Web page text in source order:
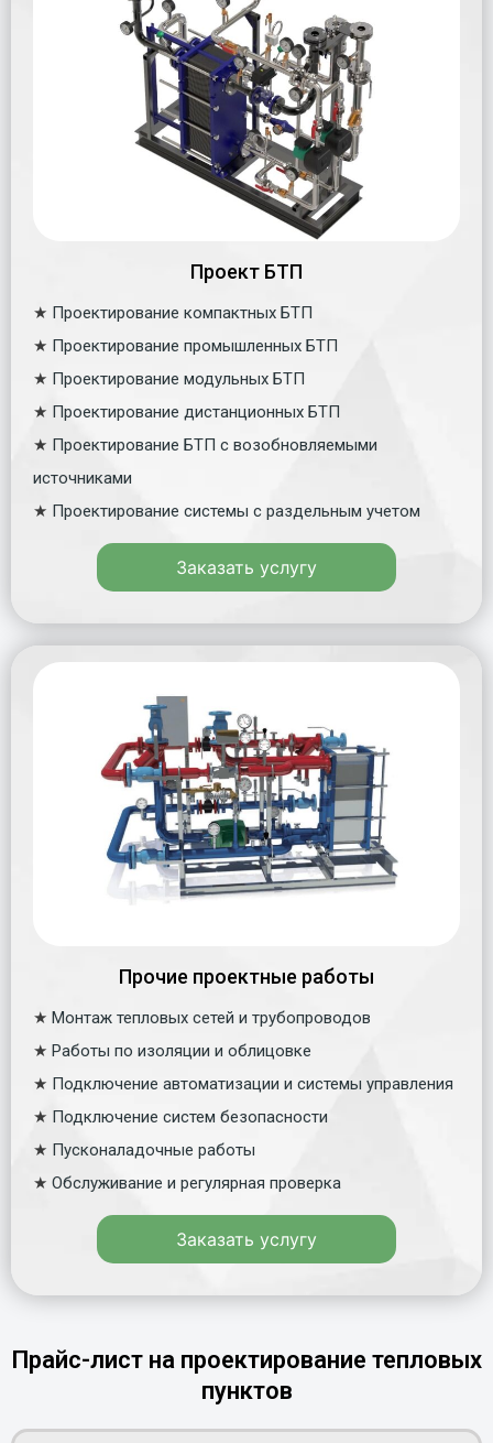
Проект БТП
★ Проектирование компактных БТП
★ Проектирование промышленных БТП
★ Проектирование модульных БТП
★ Проектирование дистанционных БТП
★ Проектирование БТП с возобновляемыми
источниками
★ Проектирование системы с раздельным учетом
Заказать услугу
Прочие проектные работы
★ Монтаж тепловых сетей и трубопроводов
★ Работы по изоляции и облицовке
★ Подключение автоматизации и системы управления
★ Подключение систем безопасности
★ Пусконаладочные работы
★ Обслуживание и регулярная проверка
Заказать услугу
Прайс-лист на проектирование тепловых
пунктов